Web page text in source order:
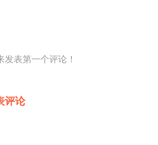
表第一个评论！
评论